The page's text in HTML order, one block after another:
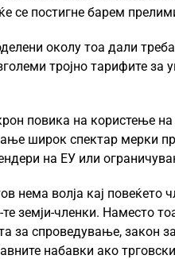
се постигне барем
околу тоа дали
тројно тарифите за
повика на користење
широк спектар мерки
на ЕУ или
нема волја кај повеќето
земји-членки. Наместо
за спроведување, закон
набавки ако